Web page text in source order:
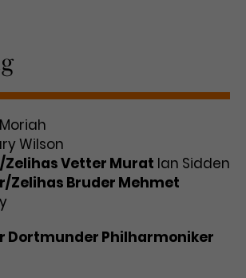
Wilson
Zelihas Vetter Murat Ian Sidden
Zelihas Bruder Mehmet
Dortmunder Philharmoniker